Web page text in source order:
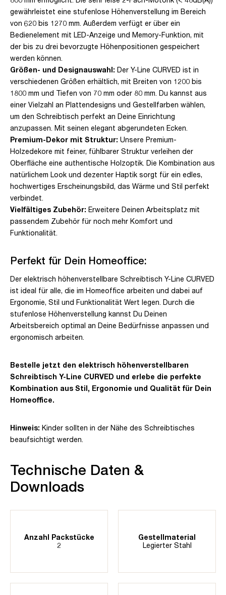
gewährleistet eine stufenlose Höhenverstellung im Bereich
von 620 bis 1270 mm. Außerdem verfügt er über ein
Bedienelement mit LED-Anzeige und Memory-Funktion, mit
der bis zu drei bevorzugte Höhenpositionen gespeichert
werden können.
Größen- und Designauswahl: Der Y-Line CURVED ist in
verschiedenen Größen erhältlich, mit Breiten von 1200 bis
1800 mm und Tiefen von 70 mm oder 80 mm. Du kannst aus
einer Vielzahl an Plattendesigns und Gestellfarben wählen,
um den Schreibtisch perfekt an Deine Einrichtung
anzupassen. Mit seinen elegant abgerundeten Ecken.
Premium-Dekor mit Struktur: Unsere Premium-
Holzedekore mit feiner, fühlbarer Struktur verleihen der
Oberfläche eine authentische Holzoptik. Die Kombination aus
natürlichem Look und dezenter Haptik sorgt für ein edles,
hochwertiges Erscheinungsbild, das Wärme und Stil perfekt
verbindet.
Vielfältiges Zubehör: Erweitere Deinen Arbeitsplatz mit
passendem Zubehör für noch mehr Komfort und
Funktionalität.
Perfekt für Dein Homeoffice:
Der elektrisch höhenverstellbare Schreibtisch Y-Line CURVED
ist ideal für alle, die im Homeoffice arbeiten und dabei auf
Ergonomie, Stil und Funktionalität Wert legen. Durch die
stufenlose Höhenverstellung kannst Du Deinen
Arbeitsbereich optimal an Deine Bedürfnisse anpassen und
ergonomisch arbeiten.
Bestelle jetzt den elektrisch höhenverstellbaren
Schreibtisch Y-Line CURVED und erlebe die perfekte
Kombination aus Stil, Ergonomie und Qualität für Dein
Homeoffice.
Hinweis: Kinder sollten in der Nähe des Schreibtisches
beaufsichtigt werden.
Technische Daten &
Downloads
Anzahl Packstücke
2
Gestellmaterial
Legierter Stahl